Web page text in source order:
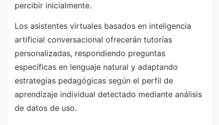
percibir inicialmente.
Los asistentes virtuales basados en inteligencia
artificial conversacional ofrecerán tutorías
personalizadas, respondiendo preguntas
específicas en lenguaje natural y adaptando
estrategias pedagógicas según el perfil de
aprendizaje individual detectado mediante análisis
de datos de uso.